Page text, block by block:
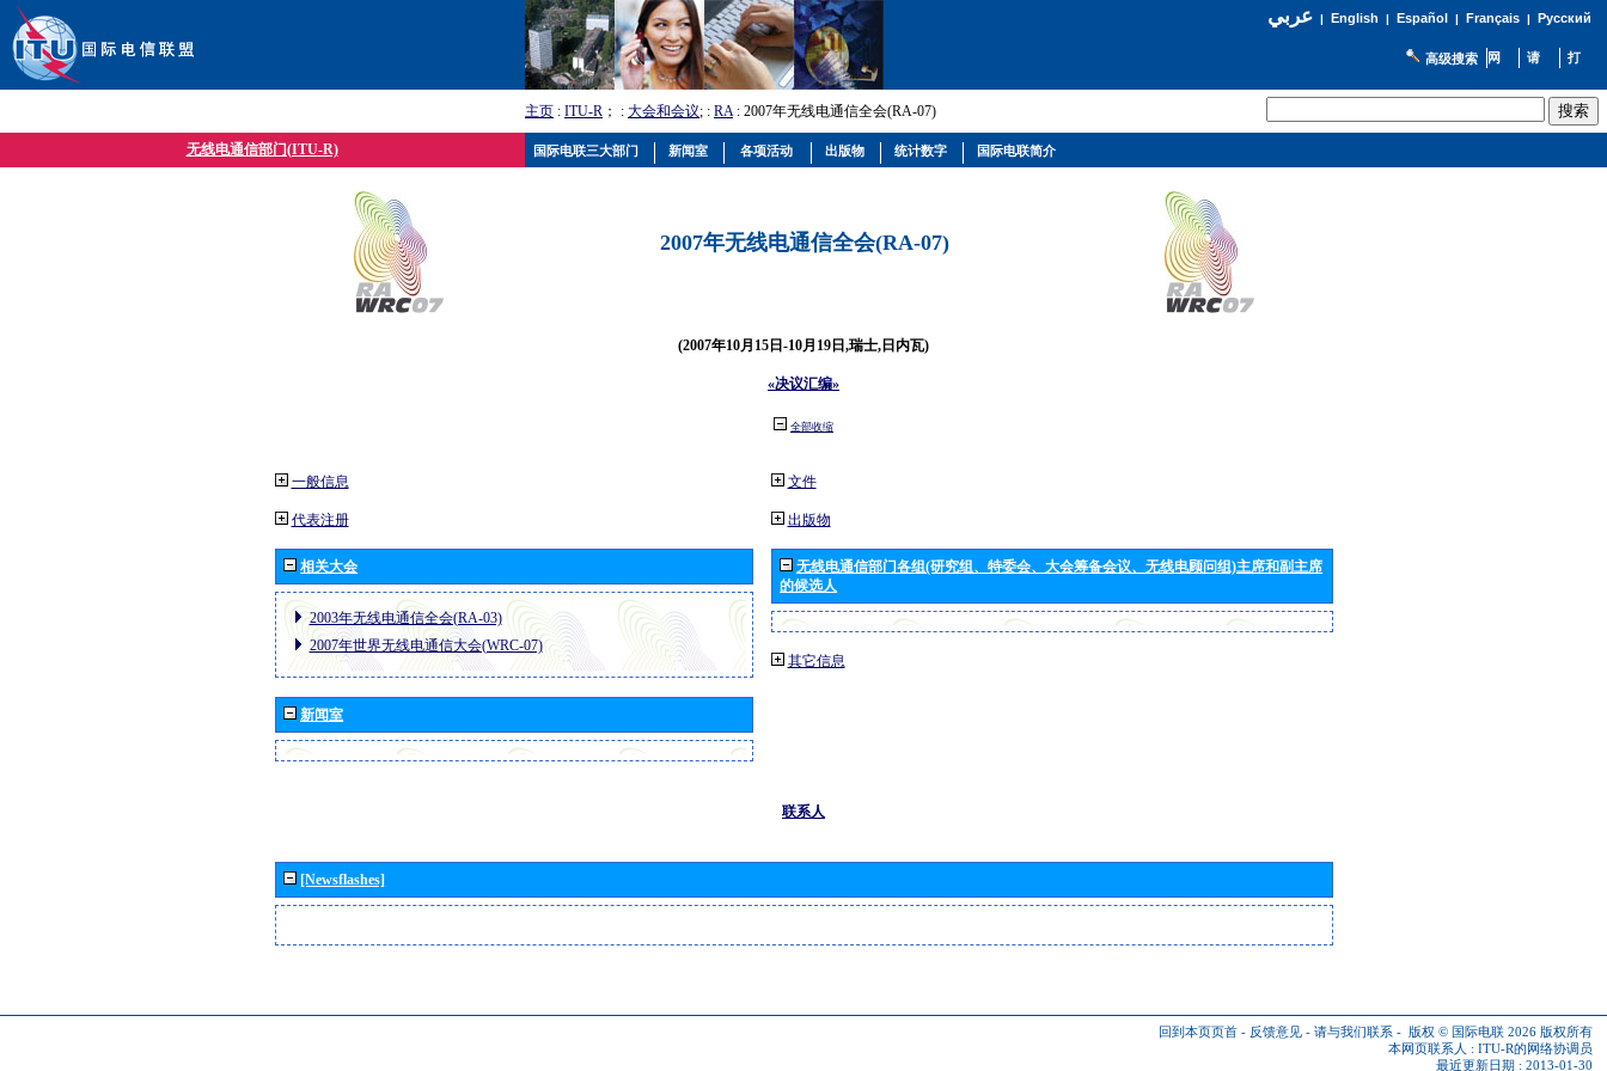
عربي| English | Español | Français| Русский
高级搜索
主页 : ITU-R ； : 大会和会议; : RA: 2007年无线电通信全会(RA-07)
无线电通信部门(ITU-R)
2007年无线电通信全会(RA-07)
(2007年10月15日-10月19日,瑞士,日内瓦)
«决议汇编»
全部收缩
一般信息
代表注册
相关大会
2003年无线电通信全会(RA-03)
2007年世界无线电通信大会(WRC-07)
新闻室
文件
出版物
无线电通信部门各组(研究组、特委会、大会筹备会议、无线电顾问组)主席和副主席
的候选人
其它信息
联系人
[Newsflashes]
回到本页页首 - 反馈意见 - 请与我们联系 - 版权 © 国际电联 2026 版权所有
本网页联系人 : ITU-R的网络协调员
最近更新日期 : 2013-01-30
国际电联三大部门 新闻室 各项活动 出版物 统计数字 国际电联简介